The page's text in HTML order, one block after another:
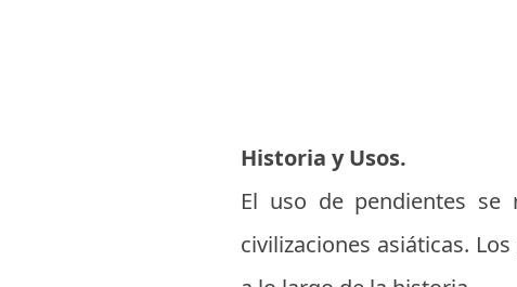
Historia y Usos.
El uso de pendientes
civilizaciones asiáticas.